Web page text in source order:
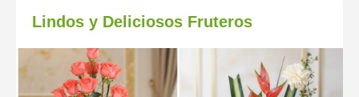
Lindos y Deliciosos Fruteros